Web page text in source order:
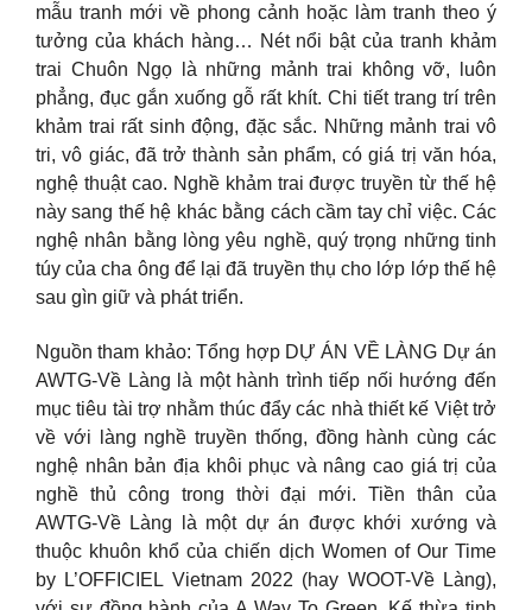
mẫu tranh mới về phong cảnh hoặc làm tranh theo ý
tưởng của khách hàng… Nét nổi bật của tranh khảm
trai Chuôn Ngọ là những mảnh trai không vỡ, luôn
phẳng, đục gắn xuống gỗ rất khít. Chi tiết trang trí trên
khảm trai rất sinh động, đặc sắc. Những mảnh trai vô
tri, vô giác, đã trở thành sản phẩm, có giá trị văn hóa,
nghệ thuật cao. Nghề khảm trai được truyền từ thế hệ
này sang thế hệ khác bằng cách cầm tay chỉ việc. Các
nghệ nhân bằng lòng yêu nghề, quý trọng những tinh
túy của cha ông để lại đã truyền thụ cho lớp lớp thế hệ
sau gìn giữ và phát triển.
Nguồn tham khảo: Tổng hợp DỰ ÁN VỀ LÀNG Dự án
AWTG-Về Làng là một hành trình tiếp nối hướng đến
mục tiêu tài trợ nhằm thúc đẩy các nhà thiết kế Việt trở
về với làng nghề truyền thống, đồng hành cùng các
nghệ nhân bản địa khôi phục và nâng cao giá trị của
nghề thủ công trong thời đại mới. Tiền thân của
AWTG-Về Làng là một dự án được khới xướng và
thuộc khuôn khổ của chiến dịch Women of Our Time
by L’OFFICIEL Vietnam 2022 (hay WOOT-Về Làng),